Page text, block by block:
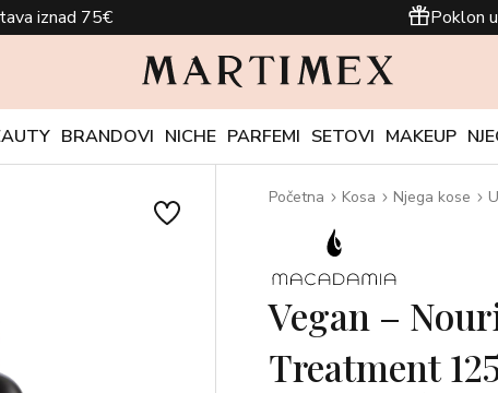
iznad 75€ Poklon
BRANDOVI NICHE PARFEMI SETOVI MAKEUP
Početna Kosa Njega kose
Vegan –
Treatment